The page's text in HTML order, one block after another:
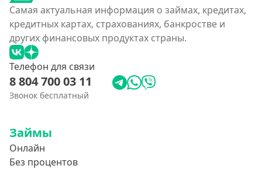
Самая актуальная информация о займах, кредитах,
кредитных картах, страхованиях, банкростве и
других финансовых продуктах страны.
Телефон для связи
8 804 700 03 11
Звонок бесплатный
Займы
Онлайн
Без процентов